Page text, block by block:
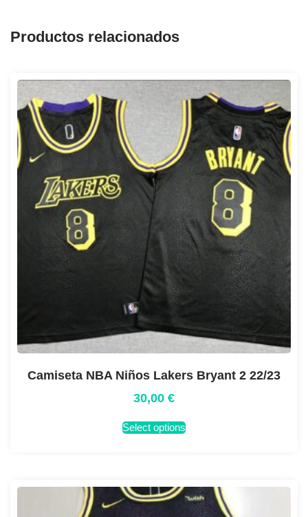
Productos relacionados
Camiseta NBA Niños Lakers Bryant 2 22/23
30,00 €
Select options